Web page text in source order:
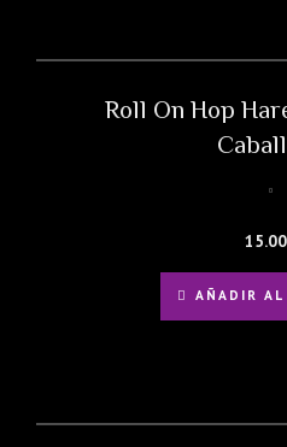
Roll On Hop
15.00
AÑADIR AL